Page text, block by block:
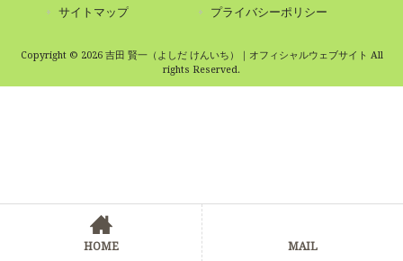
サイトマップ プライバシーポリシー
Copyright © 2026 吉田 賢一（よしだ けんいち）｜オフィシャルウェブサイト All
rights Reserved.
HOME MAIL